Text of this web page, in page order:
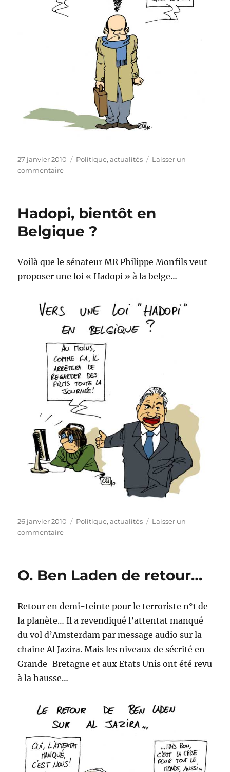
Publié
le
27 janvier 2010 Catégories
Politique, actualités
Laisser un
commentairesur
ses
175
ans
Hadopi, bientôt en
Belgique ?
Voilà que le sénateur MR Philippe Monfils veut
proposer une loi « Hadopi » à la belge…
Publié
le
26 janvier 2010 Catégories
Politique, actualités
Laisser un
commentairesur
Belgique
O. Ben Laden de retour…
Retour en demi-teinte pour le terroriste n°1 de
la planète… Il a revendiqué l’attentat manqué
du vol d’Amsterdam par message audio sur la
chaine Al Jazira. Mais les niveaux de sécrité en
Grande-Bretagne et aux Etats Unis ont été revu
à la hausse…